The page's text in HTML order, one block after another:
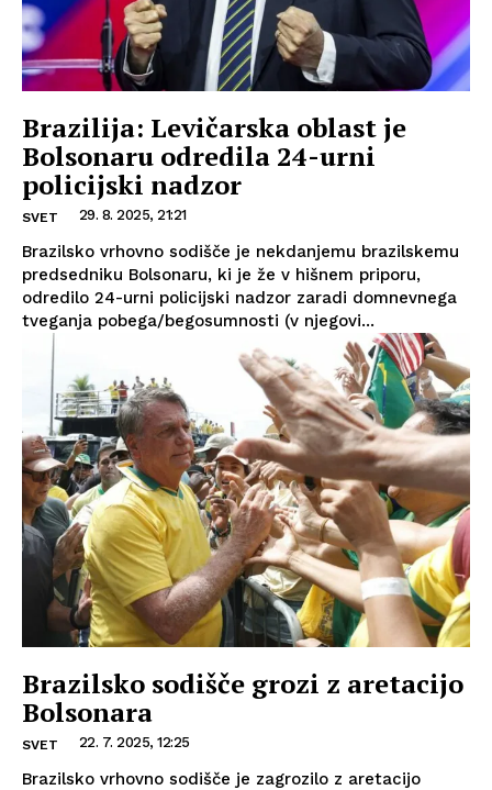
Brazilija: Levičarska oblast je
Bolsonaru odredila 24-urni
policijski nadzor
SVET 29. 8. 2025, 21:21
Brazilsko vrhovno sodišče je nekdanjemu brazilskemu
predsedniku Bolsonaru, ki je že v hišnem priporu,
odredilo 24-urni policijski nadzor zaradi domnevnega
tveganja pobega/begosumnosti (v njegovi...
Brazilsko sodišče grozi z aretacijo
Bolsonara
SVET 22. 7. 2025, 12:25
Brazilsko vrhovno sodišče je zagrozilo z aretacijo